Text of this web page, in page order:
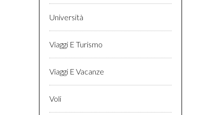
Università
Viaggi E Turismo
Viaggi E Vacanze
Voli